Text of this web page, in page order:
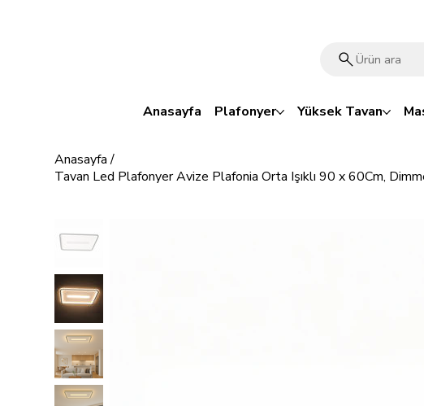
Anasayfa Plafonyer Yüksek Tavan
Anasayfa /
Tavan Led Plafonyer Avize Plafonia Orta Işıklı 90 x 60Cm,